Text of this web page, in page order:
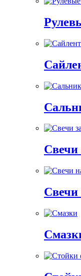
Свечи
Свечи